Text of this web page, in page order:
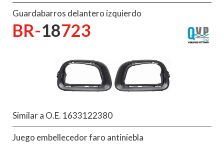
Guardabarros delantero izquierdo
BR-18723
Similar a O.E. 1633122380
Juego embellecedor faro antiniebla